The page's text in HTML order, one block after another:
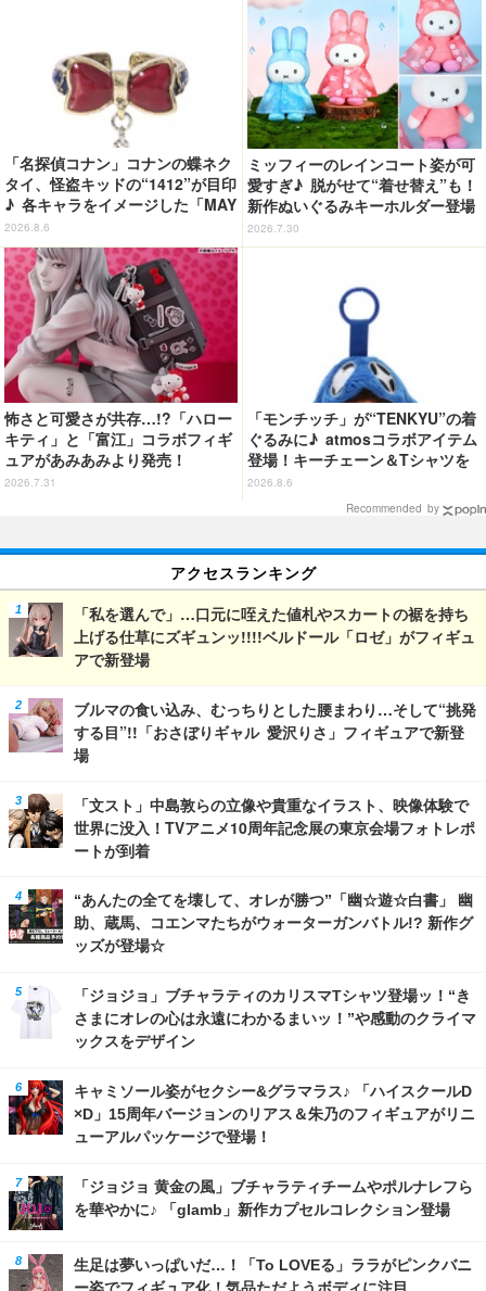
「名探偵コナン」コナンの蝶ネク
タイ、怪盗キッドの“1412”が目印
♪ 各キャラをイメージした「MAY
LA」リングセットがセール中
2026.8.6
ミッフィーのレインコート姿が可
愛すぎ♪ 脱がせて“着せ替え”も！
新作ぬいぐるみキーホルダー登場
2026.7.30
怖さと可愛さが共存…!?「ハロー
キティ」と「富江」コラボフィギ
ュアがあみあみより発売！
2026.7.31
「モンチッチ」が“TENKYU”の着
ぐるみに♪ atmosコラボアイテム
登場！キーチェーン＆Tシャツを
展開
2026.8.6
Recommended by
アクセスランキング
「私を選んで」…口元に咥えた値札やスカートの裾を持ち
上げる仕草にズギュンッ!!!!ベルドール「ロゼ」がフィギュ
アで新登場
ブルマの食い込み、むっちりとした腰まわり…そして“挑発
する目”!!「おさぼりギャル 愛沢りさ」フィギュアで新登
場
「文スト」中島敦らの立像や貴重なイラスト、映像体験で
世界に没入！TVアニメ10周年記念展の東京会場フォトレポ
ートが到着
“あんたの全てを壊して、オレが勝つ”「幽☆遊☆白書」 幽
助、蔵馬、コエンマたちがウォーターガンバトル!? 新作グ
ッズが登場☆
「ジョジョ」ブチャラティのカリスマTシャツ登場ッ！“き
さまにオレの心は永遠にわかるまいッ！”や感動のクライマ
ックスをデザイン
キャミソール姿がセクシー&グラマラス♪ 「ハイスクールD
×D」15周年バージョンのリアス＆朱乃のフィギュアがリニ
ューアルパッケージで登場！
「ジョジョ 黄金の風」ブチャラティチームやポルナレフら
を華やかに♪ 「glamb」新作カプセルコレクション登場
生足は夢いっぱいだ…！「To LOVEる」ララがピンクバニ